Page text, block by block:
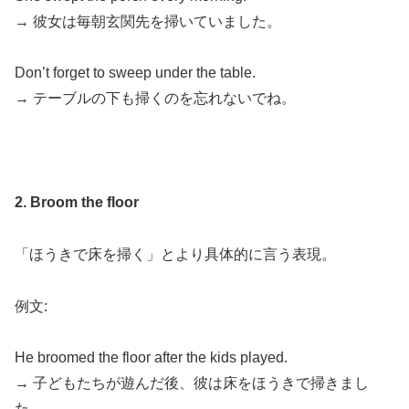
→ 彼女は毎朝玄関先を掃いていました。
Don’t forget to sweep under the table.
→ テーブルの下も掃くのを忘れないでね。
2. Broom the floor
「ほうきで床を掃く」とより具体的に言う表現。
例文:
He broomed the floor after the kids played.
→ 子どもたちが遊んだ後、彼は床をほうきで掃きまし